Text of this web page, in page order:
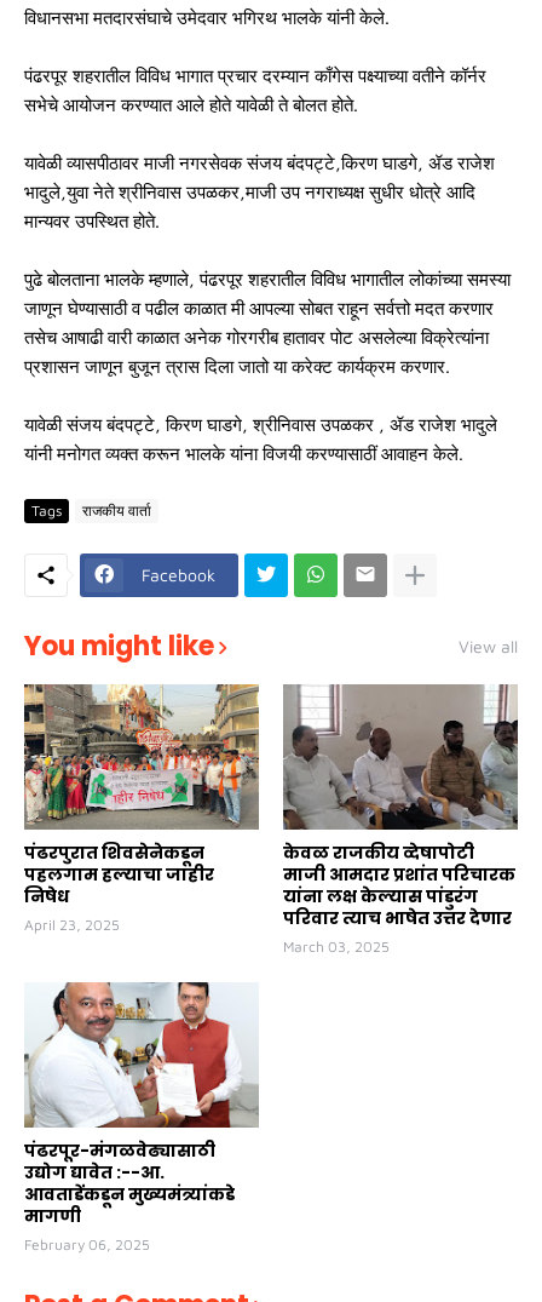
विधानसभा मतदारसंघाचे उमेदवार भगिरथ भालके यांनी केले.
पंढरपूर शहरातील विविध भागात प्रचार दरम्यान काँगेस पक्ष्याच्या वतीने कॉर्नर
सभेचे आयोजन करण्यात आले होते यावेळी ते बोलत होते.
यावेळी व्यासपीठावर माजी नगरसेवक संजय बंदपट्टे,किरण घाडगे, ॲड राजेश
भादुले,युवा नेते श्रीनिवास उपळकर,माजी उप नगराध्यक्ष सुधीर धोत्रे आदि
मान्यवर उपस्थित होते.
पुढे बोलताना भालके म्हणाले, पंढरपूर शहरातील विविध भागातील लोकांच्या समस्या
जाणून घेण्यासाठी व पढील काळात मी आपल्या सोबत राहून सर्वत्तो मदत करणार
तसेच आषाढी वारी काळात अनेक गोरगरीब हातावर पोट असलेल्या विक्रेत्यांना
प्रशासन जाणून बुजून त्रास दिला जातो या करेक्ट कार्यक्रम करणार.
यावेळी संजय बंदपट्टे, किरण घाडगे, श्रीनिवास उपळकर , ॲड राजेश भादुले
यांनी मनोगत व्यक्त करून भालके यांना विजयी करण्यासाठीं आवाहन केले.
Tags राजकीय वार्ता
Facebook
You might like View all
पंढरपुरात शिवसेनेकडून
पहलगाम हल्याचा जाहीर
निषेध
April 23, 2025
केवळ राजकीय व्देषापोटी
माजी आमदार प्रशांत परिचारक
यांना लक्ष केल्यास पांडुरंग
परिवार त्याच भाषेत उत्तर देणार
March 03, 2025
पंढरपूर-मंगळवेढ्यासाठी
उद्योग द्यावेत :--आ.
आवताडेंकडून मुख्यमंत्र्यांकडे
मागणी
February 06, 2025